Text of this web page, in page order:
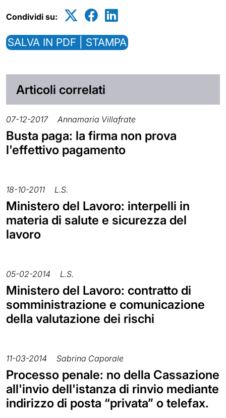
Condividi su:
SALVA IN PDF | STAMPA
Articoli correlati
07-12-2017 Annamaria Villafrate
Busta paga: la firma non prova
l'effettivo pagamento
18-10-2011 L.S.
Ministero del Lavoro: interpelli in
materia di salute e sicurezza del
lavoro
05-02-2014 L.S.
Ministero del Lavoro: contratto di
somministrazione e comunicazione
della valutazione dei rischi
11-03-2014 Sabrina Caporale
Processo penale: no della Cassazione
all'invio dell'istanza di rinvio mediante
indirizzo di posta “privata” o telefax.